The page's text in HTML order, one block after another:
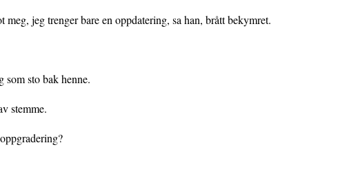
jeg trenger bare en oppdatering, sa han, brått bekymret.
sto bak henne.
stemme.